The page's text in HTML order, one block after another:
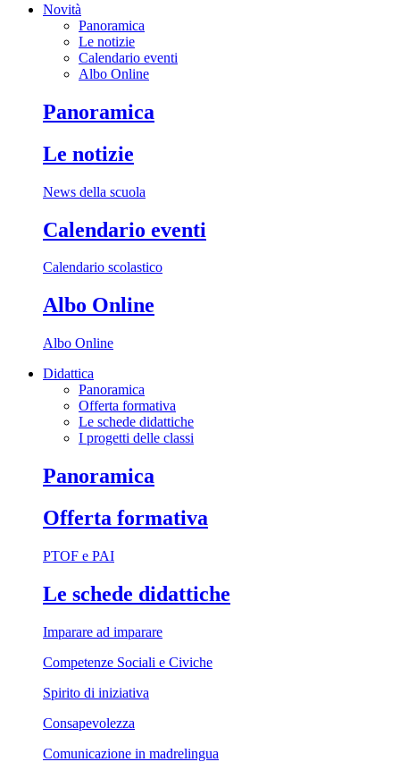
Novità
Panoramica
Le notizie
Calendario eventi
Albo Online
Panoramica
Le notizie
News della scuola
Calendario eventi
Calendario scolastico
Albo Online
Albo Online
Didattica
Panoramica
Offerta formativa
Le schede didattiche
I progetti delle classi
Panoramica
Offerta formativa
PTOF e PAI
Le schede didattiche
Imparare ad imparare
Competenze Sociali e Civiche
Spirito di iniziativa
Consapevolezza
Comunicazione in madrelingua